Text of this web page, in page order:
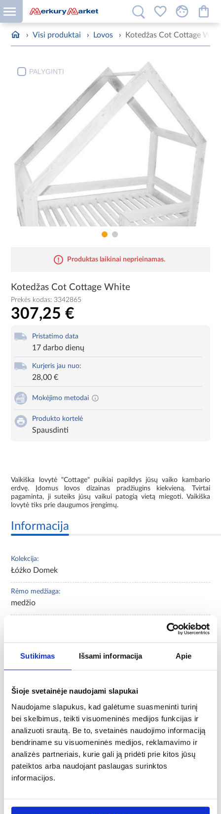
Sutikimas Išsami informacija Apie
Šioje svetainėje naudojami slapukai
Naudojame slapukus, kad galėtume suasmeninti turinį
bei skelbimus, teikti visuomeninės medijos funkcijas ir
analizuoti srautą. Be to, svetainės naudojimo informaciją
bendriname su visuomeninės medijos, reklamavimo ir
analizės partneriais, kurie gali ją pridėti prie kitos jūsų
pateiktos arba naudojant paslaugas surinktos
informacijos.
› Visi produktai › Lovos › Kotedžas Cot Cottage
PALYGINTI
Produktas laikinai neprieinamas.
Kotedžas Cot Cottage White
Prekės kodas: 3342865
307,25 €
Pristatimo data
17 darbo dienų
Kurjeris jau nuo:
28,00 €
Mokėjimo metodai
Produkto kortelė
Spausdinti
Vaikiška lovytė "Cottage" puikiai papildys jūsų vaiko kambario
erdvę. Įdomus lovos dizainas pradžiugins kiekvieną. Tvirtai
pagaminta, ji suteiks jūsų vaikui patogią vietą miegoti. Vaikiška
lovytė tiks prie daugumos įrengimų.
Informacija
Kolekcija:
Łóżko Domek
Rėmo medžiaga:
medžio
Čiužinio dydis [cm]:
80x160
Minkštas:
Svoris [kg]:
25
Reikalingas surinkimas:
Taip
80x160